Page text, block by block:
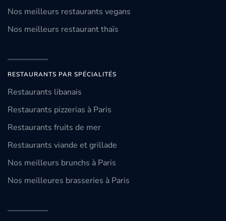
Nos meilleurs restaurants vegans
Nos meilleurs restaurant thaïs
RESTAURANTS PAR SPÉCIALITÉS
Restaurants libanais
Restaurants pizzerias à Paris
Restaurants fruits de mer
Restaurants viande et grillade
Nos meilleurs brunchs à Paris
Nos meilleures brasseries à Paris